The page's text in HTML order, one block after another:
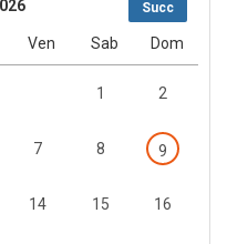
Succ
Ven Sab Dom
1 2
7 8 9
14 15 16